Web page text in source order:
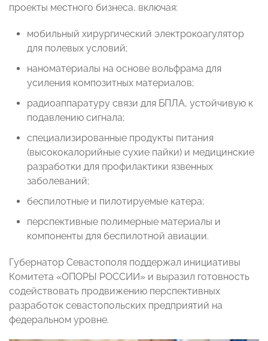
проекты местного бизнеса, включая:
мобильный хирургический электрокоагулятор
для полевых условий;
наноматериалы на основе вольфрама для
усиления композитных материалов;
радиоаппаратуру связи для БПЛА, устойчивую к
подавлению сигнала;
специализированные продукты питания
(высококалорийные сухие пайки) и медицинские
разработки для профилактики язвенных
заболеваний;
беспилотные и пилотируемые катера;
перспективные полимерные материалы и
компоненты для беспилотной авиации.
Губернатор Севастополя поддержал инициативы
Комитета «ОПОРЫ РОССИИ» и выразил готовность
содействовать продвижению перспективных
разработок севастопольских предприятий на
федеральном уровне.